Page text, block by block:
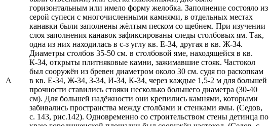
А
горизонтальным или имело форму желобка. Заполнение состояло из
серой супеси с многочисленными камнями, в отдельных местах
канавки были заполнены жёлтым песком со щебнем. При изучении
слоя заполнения канавок зафиксированы следы столбовых ям. Так,
одна из них находилась в с-з углу кв. Е-34, другая в кв. Ж-34.
Диаметры столбов 35-50 см. в столбовой яме, находящейся в кв.
К-34, открыты плитняковые камни, зажимавшие стояк. Частокол
был сооружён из бревен диаметром около 30 см. судя по раскопкам
в кв. Е-34, Ж-34, З-34, И-34, К-34, через каждые 1,5-2 м для большей
прочности ставились стояки несколько большего диаметра (30-40
см). Для большей надёжности они крепились камнями, которыми
забивались пространства между столбами и стенками ямы. (Седов,
с. 143, рис.142). Одновременно со строительством стены детинца по